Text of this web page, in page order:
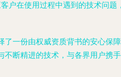
户在使用过程中遇到的技术问题
一份由权威资质背书的安心
断精进的技术，与各界用户携